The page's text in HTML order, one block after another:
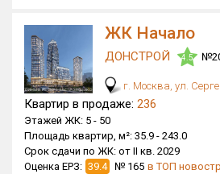
ЖК Начало
ДОНСТРОЙ 4.5
г. Москва, ул.
Квартир в продаже: 236
Этажей ЖК: 5 - 50
Площадь квартир, м²: 35.9 - 243.0
Срок сдачи по ЖК: от II кв. 2029
Оценка ЕРЗ: 39.4 № 165 в ТОП